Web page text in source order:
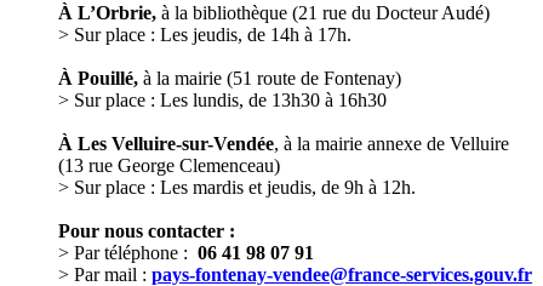
À L’Orbrie, à la bibliothèque (21 rue du Docteur Audé)
> Sur place : Les jeudis, de 14h à 17h.
À Pouillé, à la mairie (51 route de Fontenay)
> Sur place : Les lundis, de 13h30 à 16h30
À Les Velluire-sur-Vendée, à la mairie annexe de Velluire
(13 rue George Clemenceau)
> Sur place : Les mardis et jeudis, de 9h à 12h.
Pour nous contacter :
> Par téléphone : 06 41 98 07 91
> Par mail : pays-fontenay-vendee@france-services.gouv.fr